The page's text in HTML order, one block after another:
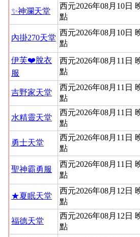
✨神瀾天堂
西元2026年08月10日
點
內掛270天堂
西元2026年08月10日
點
伊芙❤️脫衣
服
西元2026年08月11日
點
吉野家天堂
西元2026年08月11日
點
水精靈天堂
西元2026年08月11日
點
勇士天堂
西元2026年08月11日
點
聖神霸勇服
西元2026年08月11日
點
★夏眠天堂
西元2026年08月12日
點
福德天堂
西元2026年08月12日
點